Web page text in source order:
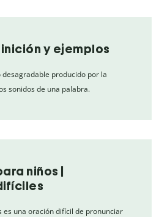
y ejemplos
producido por la
sonidos de una palabra.
niños |
es una oración difícil de pronunciar